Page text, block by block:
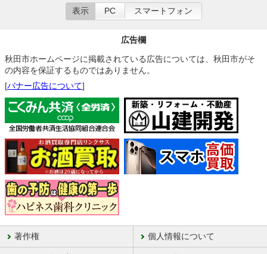
表示 PC スマートフォン
広告欄
秋田市ホームページに掲載されている広告については、秋田市がそ
の内容を保証するものではありません。
[バナー広告について]
著作権 個人情報について